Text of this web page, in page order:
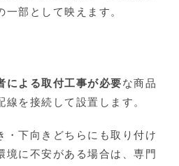
部として映えます。
による取付工事が必要な商品
を接続して設置します。
・下向きどちらにも取り付け
境に不安がある場合は、専門